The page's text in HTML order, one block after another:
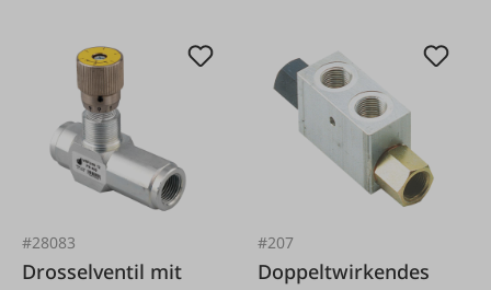
#28083
Drosselventil mit
#207
Doppeltwirkendes